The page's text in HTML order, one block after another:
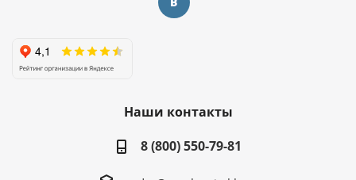
Наши контакты
8 (800) 550-79-81